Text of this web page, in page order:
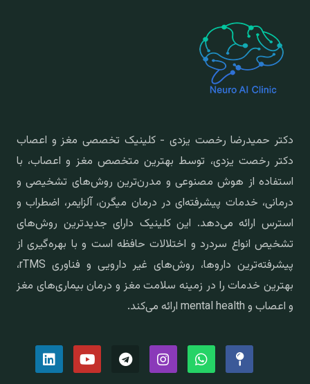
دکتر حمیدرضا رخصت یزدی - کلینیک تخصصی مغز و اعصاب
دکتر رخصت یزدی، توسط بهترین متخصص مغز و اعصاب، با
استفاده از هوش مصنوعی و مدرن‌ترین روش‌های تشخیصی و
درمانی، خدمات پیشرفته‌ای در درمان میگرن، آلزایمر، اضطراب و
استرس ارائه می‌دهد. این کلینیک دارای جدیدترین روش‌های
تشخیص انواع سردرد و اختلالات حافظه است و با بهره‌گیری از
پیشرفته‌ترین داروها، روش‌های غیر دارویی و فناوری rTMS،
بهترین خدمات را در زمینه سلامت مغز و درمان بیماری‌های مغز
و اعصاب و mental health ارائه می‌کند.